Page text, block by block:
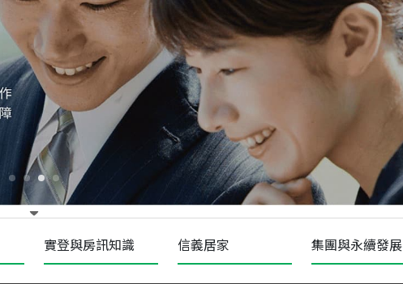
年 07月 成交
四維天廈
新竹市新竹市四維路
總價
490萬
115 月 成交
菁英典藏
新竹市新竹市慈祥路
1,808
實登與房訊知識 信義居家 集團與永續發展